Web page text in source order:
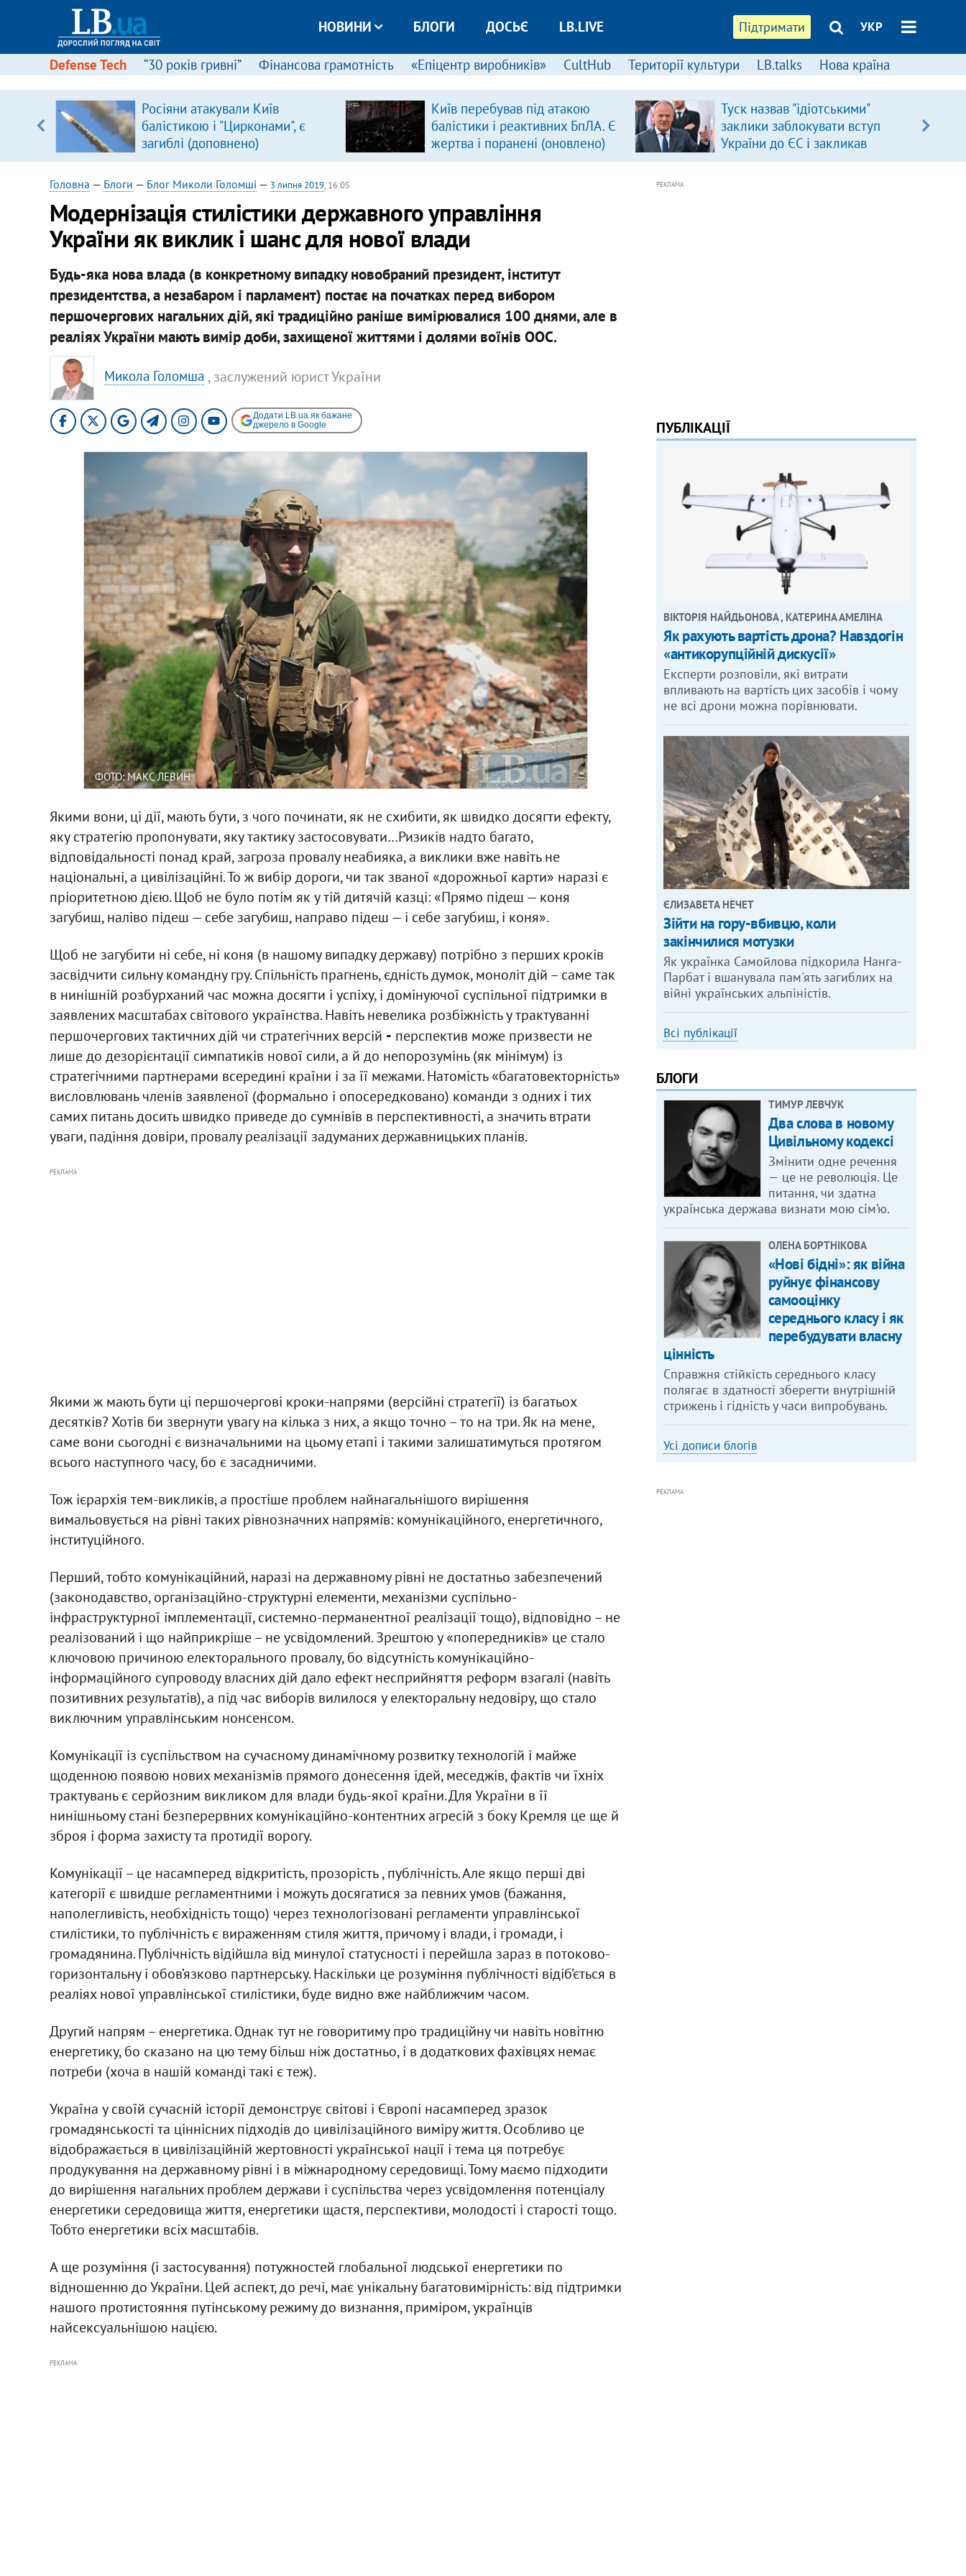
Підтримати УКР
НОВИНИ БЛОГИ ДОСЬЄ LB.LIVE
Defense Tech “30 років гривні” Фінансова грамотність «Епіцентр виробників» CultHub Території культури LB.talks Нова країна
Росіяни атакували Київ
балістикою і "Цирконами", є
загиблі (доповнено)
Київ перебував під атакою
балістики і реактивних БпЛА. Є
жертва і поранені (оновлено)
Туск назвав "ідіотськими"
заклики заблокувати вступ
України до ЄС і закликав
припинити антиукраїнську
Головна — Блоги — Блог Миколи Голомші — 3 липня 2019, 16:05
Модернізація стилістики державного управління
України як виклик і шанс для нової влади
Будь-яка нова влада (в конкретному випадку новобраний президент, інститут
президентства, а незабаром і парламент) постає на початках перед вибором
першочергових нагальних дій, які традиційно раніше вимірювалися 100 днями, але в
реаліях України мають вимір доби, захищеної життями і долями воїнів ООС.
Микола Голомша , заслужений юрист України
Додати LB.ua як бажане
джерело в Google
ФОТО: МАКС ЛЕВИН
Якими вони, ці дії, мають бути, з чого починати, як не схибити, як швидко досягти ефекту,
яку стратегію пропонувати, яку тактику застосовувати…Ризиків надто багато,
відповідальності понад край, загроза провалу неабияка, а виклики вже навіть не
національні, а цивілізаційні. То ж вибір дороги, чи так званої «дорожньої карти» наразі є
пріоритетною дією. Щоб не було потім як у тій дитячій казці: «Прямо підеш — коня
загубиш, наліво підеш — себе загубиш, направо підеш — і себе загубиш, і коня».
Щоб не загубити ні себе, ні коня (в нашому випадку державу) потрібно з перших кроків
засвідчити сильну командну гру. Спільність прагнень, єдність думок, моноліт дій – саме так
в нинішній розбурханий час можна досягти і успіху, і домінуючої суспільної підтримки в
заявлених масштабах світового українства. Навіть невелика розбіжність у трактуванні
першочергових тактичних дій чи стратегічних версій - перспектив може призвести не
лише до дезорієнтації симпатиків нової сили, а й до непорозумінь (як мінімум) із
стратегічними партнерами всередині країни і за її межами. Натомість «багатовекторність»
висловлювань членів заявленої (формально і опосередковано) команди з одних і тих
самих питань досить швидко приведе до сумнівів в перспективності, а значить втрати
уваги, падіння довіри, провалу реалізації задуманих державницьких планів.
РЕКЛАМА
Якими ж мають бути ці першочергові кроки-напрями (версійні стратегії) із багатьох
десятків? Хотів би звернути увагу на кілька з них, а якщо точно – то на три. Як на мене,
саме вони сьогодні є визначальними на цьому етапі і такими залишатимуться протягом
всього наступного часу, бо є засадничими.
Тож ієрархія тем-викликів, а простіше проблем найнагальнішого вирішення
вимальовується на рівні таких рівнозначних напрямів: комунікаційного, енергетичного,
інституційного.
Перший, тобто комунікаційний, наразі на державному рівні не достатньо забезпечений
(законодавство, організаційно-структурні елементи, механізми суспільно-
інфраструктурної імплементації, системно-перманентної реалізації тощо), відповідно – не
реалізований і що найприкріше – не усвідомлений. Зрештою у «попередників» це стало
ключовою причиною електорального провалу, бо відсутність комунікаційно-
інформаційного супроводу власних дій дало ефект несприйняття реформ взагалі (навіть
позитивних результатів), а під час виборів вилилося у електоральну недовіру, що стало
виключним управлінським нонсенсом.
Комунікації із суспільством на сучасному динамічному розвитку технологій і майже
щоденною появою нових механізмів прямого донесення ідей, меседжів, фактів чи їхніх
трактувань є серйозним викликом для влади будь-якої країни. Для України в її
нинішньому стані безперервних комунікаційно-контентних агресій з боку Кремля це ще й
зброя і форма захисту та протидії ворогу.
Комунікації – це насамперед відкритість, прозорість , публічність. Але якщо перші дві
категорії є швидше регламентними і можуть досягатися за певних умов (бажання,
наполегливість, необхідність тощо) через технологізовані регламенти управлінської
стилістики, то публічність є вираженням стиля життя, причому і влади, і громади, і
громадянина. Публічність відійшла від минулої статусності і перейшла зараз в потоково-
горизонтальну і обов’язково партнерську. Наскільки це розуміння публічності відіб’ється в
реаліях нової управлінської стилістики, буде видно вже найближчим часом.
Другий напрям – енергетика. Однак тут не говоритиму про традиційну чи навіть новітню
енергетику, бо сказано на цю тему більш ніж достатньо, і в додаткових фахівцях немає
потреби (хоча в нашій команді такі є теж).
Україна у своїй сучасній історії демонструє світові і Європі насамперед зразок
громадянськості та ціннісних підходів до цивілізаційного виміру життя. Особливо це
відображається в цивілізаційній жертовності української нації і тема ця потребує
продукування на державному рівні і в міжнародному середовищі. Тому маємо підходити
до вирішення нагальних проблем держави і суспільства через усвідомлення потенціалу
енергетики середовища життя, енергетики щастя, перспективи, молодості і старості тощо.
Тобто енергетики всіх масштабів.
А ще розуміння (і застосування) потужностей глобальної людської енергетики по
відношенню до України. Цей аспект, до речі, має унікальну багатовимірність: від підтримки
нашого протистояння путінському режиму до визнання, приміром, українців
найсексуальнішою нацією.
РЕКЛАМА
РЕКЛАМА
ПУБЛІКАЦІЇ
ВІКТОРІЯ НАЙДЬОНОВА , КАТЕРИНА АМЕЛІНА
Як рахують вартість дрона? Навздогін
«антикорупційній дискусії»
Експерти розповіли, які витрати
впливають на вартість цих засобів і чому
не всі дрони можна порівнювати.
ЄЛИЗАВЕТА НЕЧЕТ
Зійти на гору-вбивцю, коли
закінчилися мотузки
Як українка Самойлова підкорила Нанга-
Парбат і вшанувала пам'ять загиблих на
війні українських альпіністів.
Всі публікації
БЛОГИ
ТИМУР ЛЕВЧУК
Два слова в новому
Цивільному кодексі
Змінити одне речення
— це не революція. Це
питання, чи здатна
українська держава визнати мою сім’ю.
ОЛЕНА БОРТНІКОВА
«Нові бідні»: як війна
руйнує фінансову
самооцінку
середнього класу і як
перебудувати власну
цінність
Справжня стійкість середнього класу
полягає в здатності зберегти внутрішній
стрижень і гідність у часи випробувань.
Усі дописи блогів
РЕКЛАМА